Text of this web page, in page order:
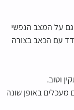
על המצב הנפשי
עם הכאב בצורה
וטוב.
מעכלים באופן שונה